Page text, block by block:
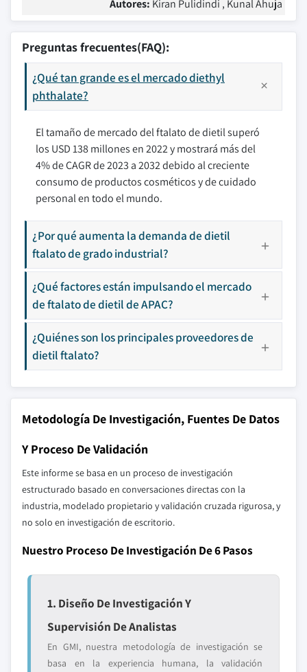
Autores: Kiran Pulidindi , Kunal Ahuja
Preguntas frecuentes(FAQ):
¿Qué tan grande es el mercado diethyl
phthalate?
El tamaño de mercado del ftalato de dietil superó
los USD 138 millones en 2022 y mostrará más del
4% de CAGR de 2023 a 2032 debido al creciente
consumo de productos cosméticos y de cuidado
personal en todo el mundo.
¿Por qué aumenta la demanda de dietil
ftalato de grado industrial?
¿Qué factores están impulsando el mercado
de ftalato de dietil de APAC?
¿Quiénes son los principales proveedores de
dietil ftalato?
Metodología De Investigación, Fuentes De Datos
Y Proceso De Validación
Este informe se basa en un proceso de investigación
estructurado basado en conversaciones directas con la
industria, modelado propietario y validación cruzada rigurosa, y
no solo en investigación de escritorio.
Nuestro Proceso De Investigación De 6 Pasos
1. Diseño De Investigación Y
Supervisión De Analistas
En GMI, nuestra metodología de investigación se
basa en la experiencia humana, la validación